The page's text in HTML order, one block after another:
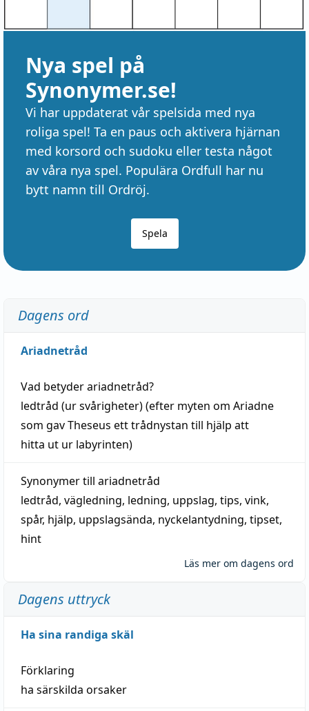
Nya spel på
Synonymer.se!
Vi har uppdaterat vår spelsida med nya
roliga spel! Ta en paus och aktivera hjärnan
med korsord och sudoku eller testa något
av våra nya spel. Populära Ordfull har nu
bytt namn till Ordröj.
Spela
Dagens ord
Ariadnetråd
Vad betyderariadnetråd?
ledtråd (ur svårigheter) (efter myten om Ariadne
som gav Theseus ett trådnystan till hjälp att
hitta ut ur labyrinten)
Synonymer till ariadnetråd
ledtråd, vägledning, ledning, uppslag, tips, vink,
spår, hjälp, uppslagsända, nyckelantydning, tipset,
hint
Läs mer om dagens ord
Dagens uttryck
Ha sina randiga skäl
Förklaring
ha särskilda orsaker